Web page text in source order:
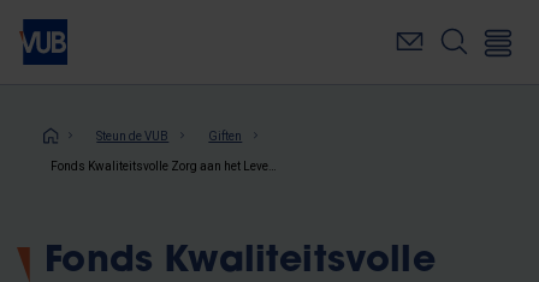
Overslaan
naar
inhoudKruimelpad
Steun de VUB Giften
Fonds Kwaliteitsvolle